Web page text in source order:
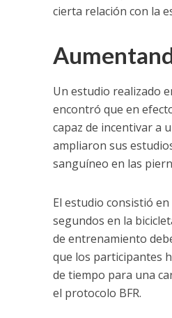
cierta relación con la
Un estudio realizado
encontró que en
capaz de incentivar a
ampliaron sus
sanguíneo en las
El estudio consistió
segundos en la
de entrenamiento
que los participantes
de tiempo para una
el protocolo BFR.